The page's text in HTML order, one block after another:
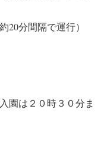
20分間隔で運行）
園は２０時３０分ま